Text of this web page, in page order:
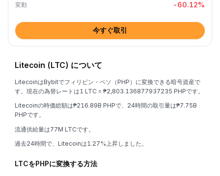
変動 -60.12%
今すぐ取引
Litecoin (LTC) について
LitecoinはBybitでフィリピン・ペソ（PHP）に変換できる暗号資産で
す。現在の為替レートは1 LTC = ₱2,803.136877937235 PHPです。
Litecoinの時価総額は₱216.89B PHPで、24時間の取引量は₱7.75B
PHPです。
流通供給量は77M LTCです。
過去24時間で、Litecoinは1.27%上昇しました。
LTCをPHPに変換する方法